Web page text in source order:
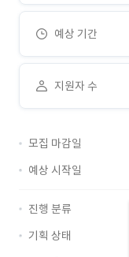
예상 기간
지원자 수
모집 마감일
예상 시작일
진행 분류
기획 상태